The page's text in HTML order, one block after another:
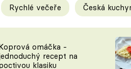
Rychlé večeře Česká
omáčka -
recept na
klasiku